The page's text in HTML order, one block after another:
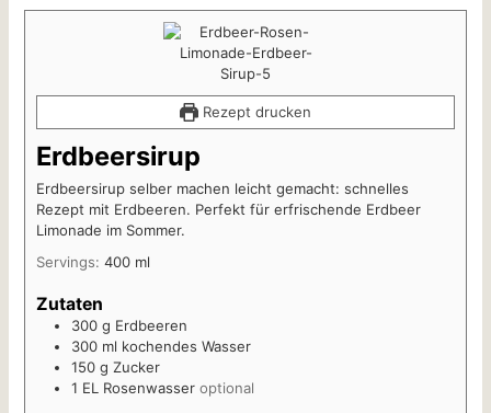
Rezept drucken
Erdbeersirup
Erdbeersirup selber machen leicht gemacht: schnelles
Rezept mit Erdbeeren. Perfekt für erfrischende Erdbeer
Limonade im Sommer.
Servings:400 ml
Zutaten
300 g Erdbeeren
300 ml kochendes Wasser
150 g Zucker
1 EL Rosenwasser optional